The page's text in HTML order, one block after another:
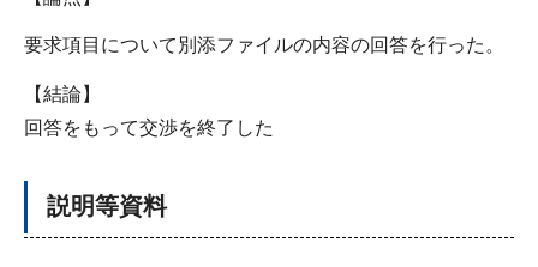
要求項目について別添ファイルの内容の回答を行った。
【結論】
回答をもって交渉を終了した
説明等資料